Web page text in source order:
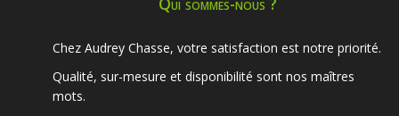
Chez Audrey Chasse, votre satisfaction est notre priorité.
Qualité, sur-mesure et disponibilité sont nos maîtres
mots.